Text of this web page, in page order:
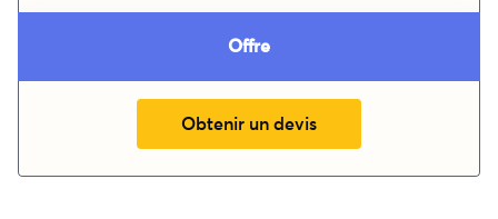
Offre
Obtenir un devis